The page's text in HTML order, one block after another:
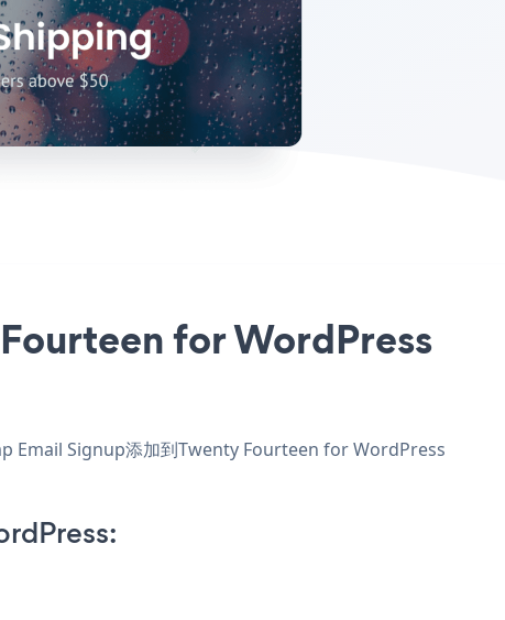
for WordPress
Email Signup添加到Twenty Fourteen for WordPress